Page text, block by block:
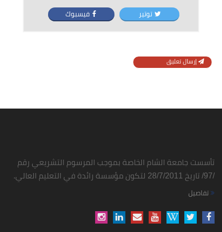
توتير فيسبوك
إرسال تعليق
تأسست جامعة الشام الخاصة بموجب المرسوم التشريعي رقم
/97/ تاريخ 28/7/2011 لتكون مؤسسة رائدة في التعليم العالي.
تفاصيل